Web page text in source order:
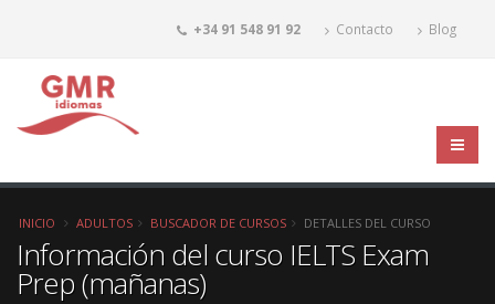
+34 91 548 91 92 Contacto Blog
INICIO ADULTOS BUSCADOR DE CURSOS DETALLES DEL CURSO
Información del curso IELTS Exam
Prep (mañanas)